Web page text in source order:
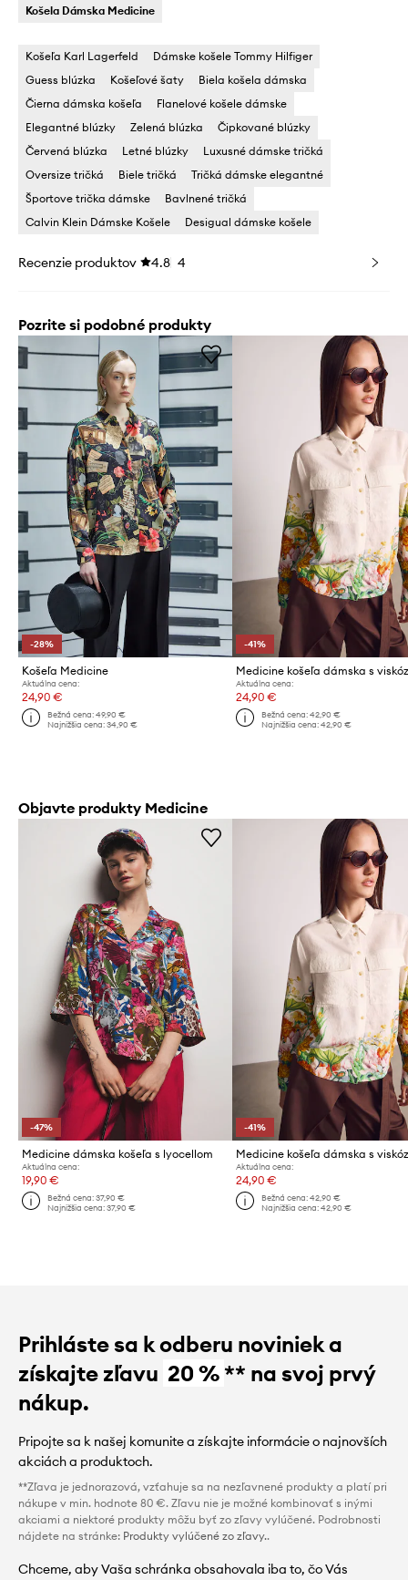
Košela Dámska Medicine
Košeľa Karl Lagerfeld
Dámske košele Tommy Hilfiger
Guess blúzka
Košeľové šaty
Biela košela dámska
Čierna dámska košeľa
Flanelové košele dámske
Elegantné blúzky
Zelená blúzka
Čipkované blúzky
Červená blúzka
Letné blúzky
Luxusné dámske tričká
Oversize tričká
Biele tričká
Tričká dámske elegantné
Športove trička dámske
Bavlnené tričká
Calvin Klein Dámske Košele
Desigual dámske košele
Recenzie produktov 4.8 4
Pozrite si podobné produkty
-28%
Košeľa Medicine
Aktuálna cena:
24,90 €
Bežná cena:49,90 €
Najnižšia cena:34,90 €
-41%
Medicine košeľa dámska s
Aktuálna cena:
24,90 €
Bežná cena: 42,90 €
Najnižšia cena: 42,90 €
Objavte produkty Medicine
-47%
Medicine dámska košeľa s lyocellom
Aktuálna cena:
19,90 €
Bežná cena:37,90 €
Najnižšia cena:37,90 €
-41%
Medicine košeľa dámska s
Aktuálna cena:
24,90 €
Bežná cena: 42,90 €
Najnižšia cena: 42,90 €
Prihláste sa k odberu noviniek a
získajte zľavu 20 %** na svoj prvý
nákup.
Pripojte sa k našej komunite a získajte informácie o najnovších
akciách a produktoch.
**Zľava je jednorazová, vzťahuje sa na nezľavnené produkty a platí pri
nákupe v min. hodnote 80 €. Zľavu nie je možné kombinovať s inými
akciami a niektoré produkty môžu byť zo zľavy vylúčené. Podrobnosti
nájdete na stránke: Produkty vylúčené zo zľavy..
Chceme, aby Vaša schránka obsahovala iba to, čo Vás